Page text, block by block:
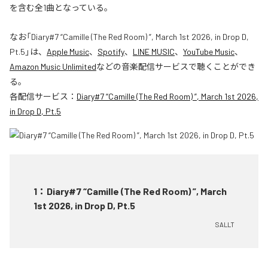
を含む全1曲となっている。
なお「Diary#7 “Camille (The Red Room) ”, March 1st 2026, in Drop D,
Pt.5 」は、 Apple Music、 Spotify、 LINE MUSIC、 YouTube Music、
Amazon Music Unlimitedなどの音楽配信サービスで聴くことができ
る。
各配信サービス： Diary#7 “Camille (The Red Room) ”, March 1st 2026,
in Drop D, Pt.5
1 ： Diary#7 “Camille (The Red Room) ”, March
1st 2026, in Drop D, Pt.5
SALLT